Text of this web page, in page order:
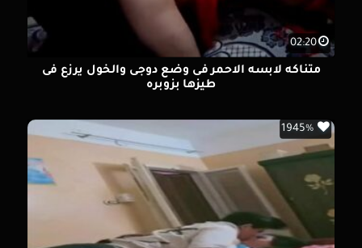
02:20
متناكه لابسه الاحمر فى وضع دوجى والخول يرزع فى
طيزها بزوبره
1945%